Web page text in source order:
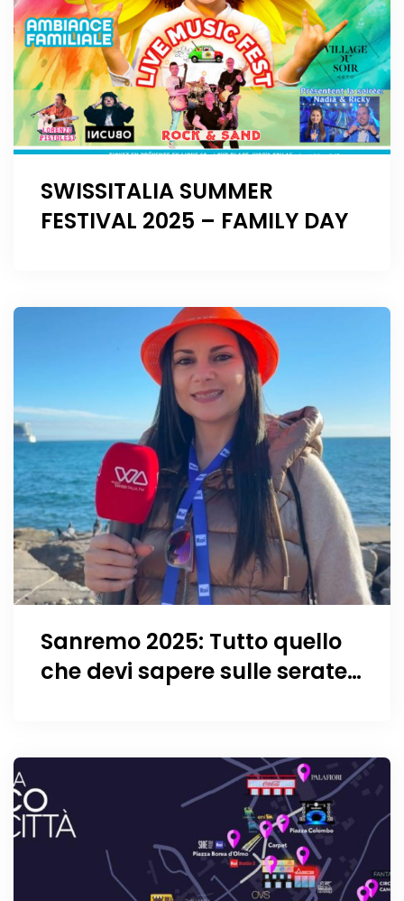
SWISSITALIA SUMMER
FESTIVAL 2025 – FAMILY DAY
Sanremo 2025: Tutto quello
che devi sapere sulle serate